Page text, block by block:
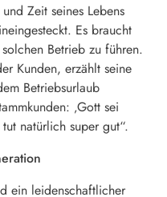
Zeit seines Lebens
Es braucht
Betrieb zu führen.
Kunden, erzählt seine
Betriebsurlaub
‚Gott sei
natürlich super gut“.
ein leidenschaftlicher